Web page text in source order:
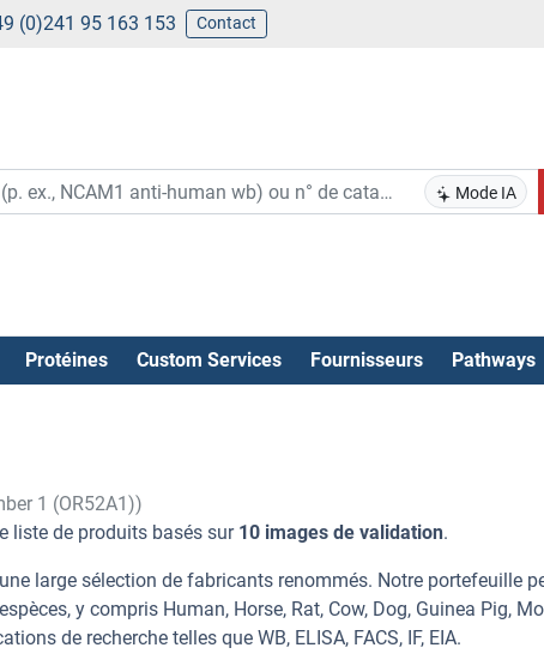
(0)241 95 163 153 Contact
Mode IA
Protéines Custom Services Fournisseurs Pathways
1 (OR52A1))
liste de produits basés sur 10 images de validation.
large sélection de fabricants renommés. Notre portefeuille
y compris Human, Horse, Rat, Cow, Dog, Guinea Pig,
de recherche telles que WB, ELISA, FACS, IF, EIA.